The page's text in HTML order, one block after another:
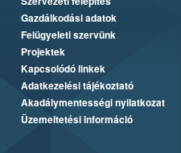
Gazdálkodási adatok
Felügyeleti szervünk
Projektek
Kapcsolódó linkek
Adatkezelési tájékoztató
Akadálymentességi nyilatkozat
Üzemeltetési információ